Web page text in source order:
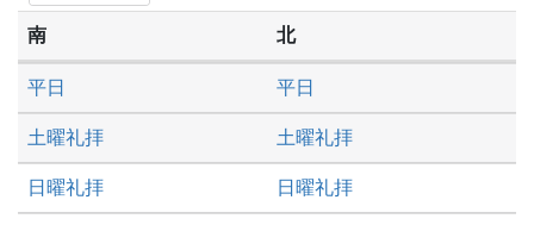
南 北
土曜礼拝 土曜礼拝
日曜礼拝 日曜礼拝
平日 平日